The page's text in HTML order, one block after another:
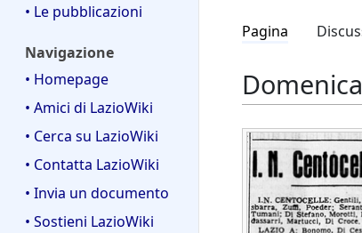
• Le pubblicazioni
Navigazione
• Homepage
• Amici di LazioWiki
• Cerca su LazioWiki
• Contatta LazioWiki
• Invia un documento
• Sostieni LazioWiki
Pagina